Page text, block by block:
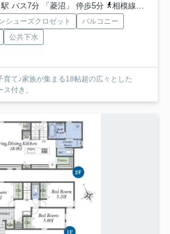
バス7分 「菱沼」 停歩5分
相模線「茅ケ崎」駅 バス7分 「菱沼」 停歩5分
シューズクロゼット
バルコニー
公共下水
育て♪家族が集まる18帖超の広々とした
付き。